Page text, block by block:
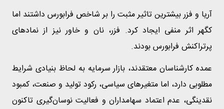
آریا و فزر بیشترین تاثیر مثبت را بر شاخص فرابورس داشتند اما
کگهر اثر منفی ایجاد کرد. فزر، نان و خاور نیز از نمادهای
پرتراکنش فرابورس بودند.
عمده کارشناسان معتقدند، بازار سرمایه به لحاظ بنیادی شرایط
مطلوبی دارد، اما متغیرهای سیاسی، رکود تولید و صنعت، کمبود
نقدینگی، عدم اعتماد سهامداران و فعالیت نوسان‌گیری تاکنون